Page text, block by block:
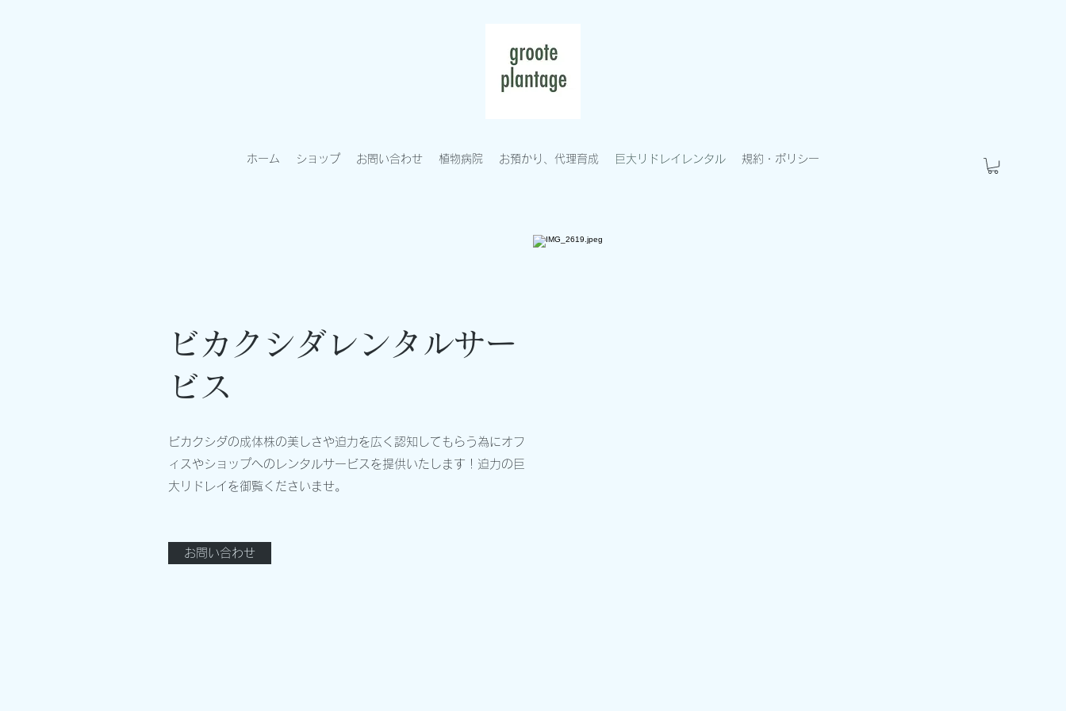
ホーム ショップ お問い合わせ 植物病院 お預かり、代理育成 巨大リドレイレンタル 規約・ポリシー
​ビカクシダレンタルサー
ビス
ビカクシダの成体株の美しさや迫力を広く認知してもらう為にオフ
ィスやショップへのレンタルサービスを提供いたします！迫力の巨
大リドレイを御覧くださいませ。
お問い合わせ